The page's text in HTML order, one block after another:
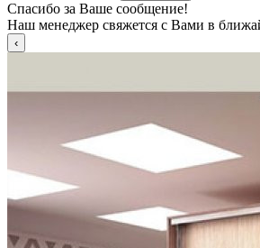
Спасибо за Ваше сообщение!
Наш менеджер свяжется с Вами в